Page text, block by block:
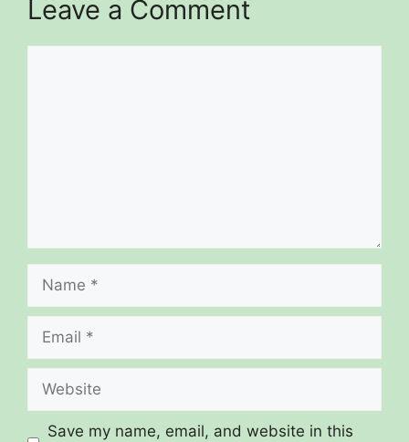
Leave a Comment
Name
Email
Website
Save my name, email, and website in this